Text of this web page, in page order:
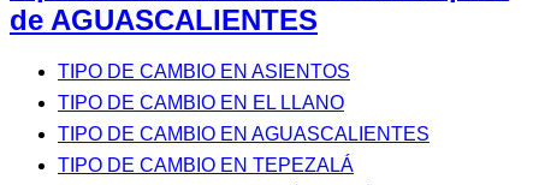
de AGUASCALIENTES
TIPO DE CAMBIO EN ASIENTOS
TIPO DE CAMBIO EN EL LLANO
TIPO DE CAMBIO EN AGUASCALIENTES
TIPO DE CAMBIO EN TEPEZALÁ